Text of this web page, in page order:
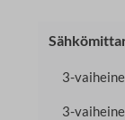
3-
3-